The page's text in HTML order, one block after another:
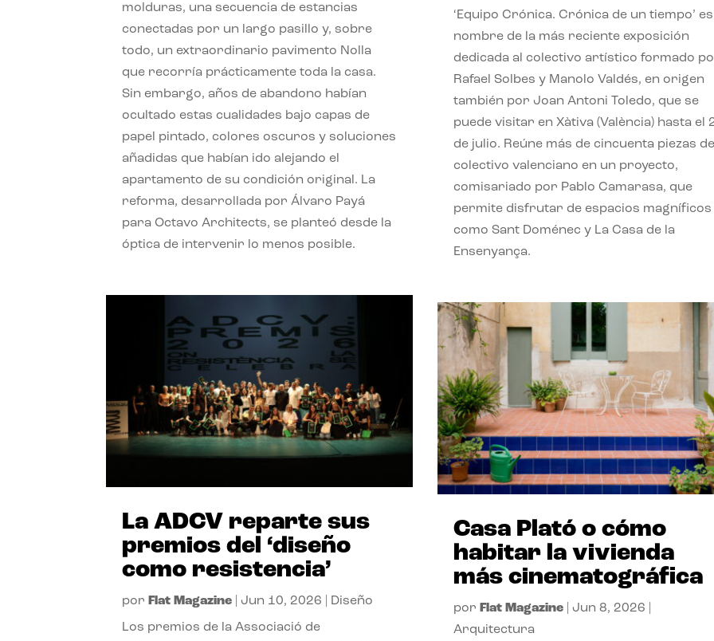
molduras, una secuencia de estancias
conectadas por un largo pasillo y, sobre
todo, un extraordinario pavimento Nolla
que recorría prácticamente toda la casa.
Sin embargo, años de abandono habían
ocultado estas cualidades bajo capas de
papel pintado, colores oscuros y soluciones
añadidas que habían ido alejando el
apartamento de su condición original. La
reforma, desarrollada por Álvaro Payá
para Octavo Architects, se planteó desde la
óptica de intervenir lo menos posible.
La ADCV reparte sus
premios del ‘diseño
como resistencia’
por Flat Magazine Jun 10, 2026 Diseño
Los premios de la Associació de
‘Equipo Crónica. Crónica de un tiempo’
nombre de la más reciente exposición
dedicada al colectivo artístico formado
Rafael Solbes y Manolo Valdés, en origen
también por Joan Antoni Toledo, que se
puede visitar en Xàtiva (València) hasta el
de julio. Reúne más de cincuenta piezas
colectivo valenciano en un proyecto,
comisariado por Pablo Camarasa, que
permite disfrutar de espacios magníficos
como Sant Doménec y La Casa de la
Ensenyança.
Casa Plató o cómo
habitar la vivienda
más cinematográfica
por Flat Magazine| Jun 8, 2026
Arquitectura